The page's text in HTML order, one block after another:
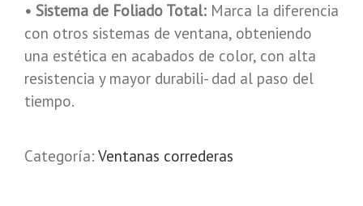
• Sistema de Foliado Total: Marca la diferencia
con otros sistemas de ventana, obteniendo
una estética en acabados de color, con alta
resistencia y mayor durabili- dad al paso del
tiempo.
Categoría: Ventanas correderas